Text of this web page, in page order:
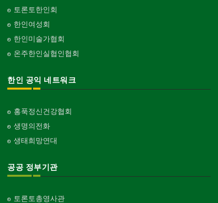
토론토한인회
한인여성회
한인미술가협회
온주한인실협인협회
한인 공익 네트워크
홍푹정신건강협회
생명의전화
생태희망연대
공공 정부기관
토론토총영사관